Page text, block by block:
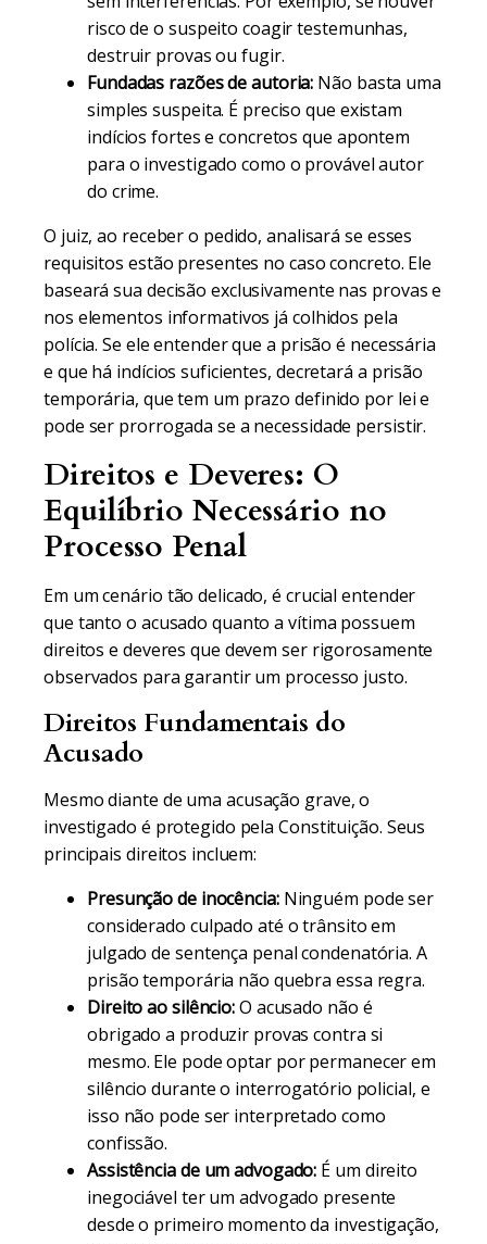
risco de o suspeito coagir testemunhas,
destruir provas ou fugir.
Fundadas razões de autoria: Não basta uma
simples suspeita. É preciso que existam
indícios fortes e concretos que apontem
para o investigado como o provável autor
do crime.
O juiz, ao receber o pedido, analisará se esses
requisitos estão presentes no caso concreto. Ele
baseará sua decisão exclusivamente nas provas e
nos elementos informativos já colhidos pela
polícia. Se ele entender que a prisão é necessária
e que há indícios suficientes, decretará a prisão
temporária, que tem um prazo definido por lei e
pode ser prorrogada se a necessidade persistir.
Direitos e Deveres: O
Equilíbrio Necessário no
Processo Penal
Em um cenário tão delicado, é crucial entender
que tanto o acusado quanto a vítima possuem
direitos e deveres que devem ser rigorosamente
observados para garantir um processo justo.
Direitos Fundamentais do
Acusado
Mesmo diante de uma acusação grave, o
investigado é protegido pela Constituição. Seus
principais direitos incluem:
Presunção de inocência:Ninguém pode ser
considerado culpado até o trânsito em
julgado de sentença penal condenatória. A
prisão temporária não quebra essa regra.
Direito ao silêncio:O acusado não é
obrigado a produzir provas contra si
mesmo. Ele pode optar por permanecer em
silêncio durante o interrogatório policial, e
isso não pode ser interpretado como
confissão.
Assistência de um advogado: É um direito
inegociável ter um advogado presente
desde o primeiro momento da investigação,